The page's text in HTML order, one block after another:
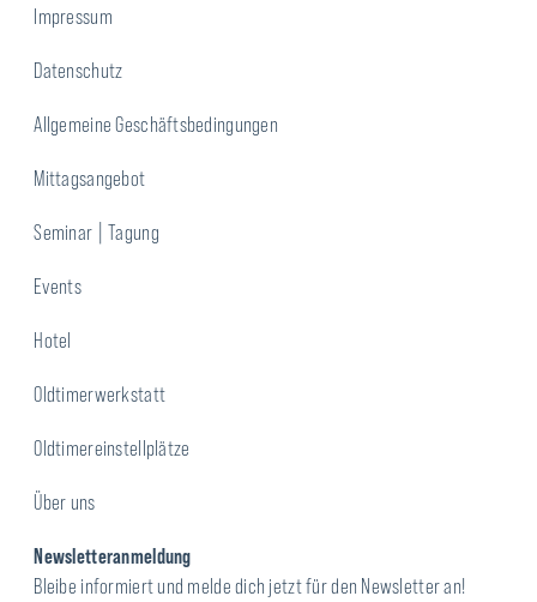
Impressum
Datenschutz
Allgemeine Geschäftsbedingungen
Mittagsangebot
Seminar | Tagung
Events
Hotel
Oldtimerwerkstatt
Oldtimereinstellplätze
Über uns
Newsletteranmeldung
Bleibe informiert und melde dich jetzt für den Newsletter an!